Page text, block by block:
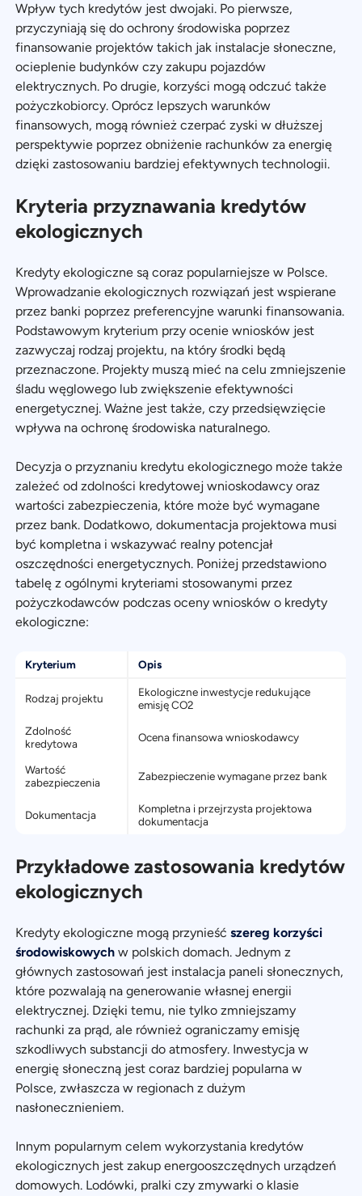
Wpływ tych kredytów jest dwojaki. Po pierwsze,
przyczyniają się do ochrony środowiska poprzez
finansowanie projektów takich jak instalacje słoneczne,
ocieplenie budynków czy zakupu pojazdów
elektrycznych. Po drugie, korzyści mogą odczuć także
pożyczkobiorcy. Oprócz lepszych warunków
finansowych, mogą również czerpać zyski w dłuższej
perspektywie poprzez obniżenie rachunków za energię
dzięki zastosowaniu bardziej efektywnych technologii.
Kryteria przyznawania kredytów
ekologicznych
Kredyty ekologiczne są coraz popularniejsze w Polsce.
Wprowadzanie ekologicznych rozwiązań jest wspierane
przez banki poprzez preferencyjne warunki finansowania.
Podstawowym kryterium przy ocenie wniosków jest
zazwyczaj rodzaj projektu, na który środki będą
przeznaczone. Projekty muszą mieć na celu zmniejszenie
śladu węglowego lub zwiększenie efektywności
energetycznej. Ważne jest także, czy przedsięwzięcie
wpływa na ochronę środowiska naturalnego.
Decyzja o przyznaniu kredytu ekologicznego może także
zależeć od zdolności kredytowej wnioskodawcy oraz
wartości zabezpieczenia, które może być wymagane
przez bank. Dodatkowo, dokumentacja projektowa musi
być kompletna i wskazywać realny potencjał
oszczędności energetycznych. Poniżej przedstawiono
tabelę z ogólnymi kryteriami stosowanymi przez
pożyczkodawców podczas oceny wniosków o kredyty
ekologiczne:
Kryterium Opis
Rodzaj projektu
Ekologiczne inwestycje redukujące
emisję CO2
Zdolność
kredytowa
Ocena finansowa wnioskodawcy
Wartość
zabezpieczenia
Zabezpieczenie wymagane przez bank
Dokumentacja
Kompletna i przejrzysta projektowa
dokumentacja
Przykładowe zastosowania kredytów
ekologicznych
Kredyty ekologiczne mogą przynieśćszereg korzyści
środowiskowych w polskich domach. Jednym z
głównych zastosowań jest instalacja paneli słonecznych,
które pozwalają na generowanie własnej energii
elektrycznej. Dzięki temu, nie tylko zmniejszamy
rachunki za prąd, ale również ograniczamy emisję
szkodliwych substancji do atmosfery. Inwestycja w
energię słoneczną jest coraz bardziej popularna w
Polsce, zwłaszcza w regionach z dużym
nasłonecznieniem.
Innym popularnym celem wykorzystania kredytów
ekologicznych jest zakup energooszczędnych urządzeń
domowych. Lodówki, pralki czy zmywarki o klasie